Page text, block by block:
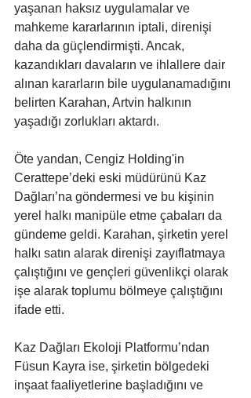
yaşanan haksız uygulamalar ve
mahkeme kararlarının iptali, direnişi
daha da güçlendirmişti. Ancak,
kazandıkları davaların ve ihlallere dair
alınan kararların bile uygulanamadığını
belirten Karahan, Artvin halkının
yaşadığı zorlukları aktardı.
Öte yandan, Cengiz Holding'in
Cerattepe’deki eski müdürünü Kaz
Dağları’na göndermesi ve bu kişinin
yerel halkı manipüle etme çabaları da
gündeme geldi. Karahan, şirketin yerel
halkı satın alarak direnişi zayıflatmaya
çalıştığını ve gençleri güvenlikçi olarak
işe alarak toplumu bölmeye çalıştığını
ifade etti.
Kaz Dağları Ekoloji Platformu’ndan
Füsun Kayra ise, şirketin bölgedeki
inşaat faaliyetlerine başladığını ve